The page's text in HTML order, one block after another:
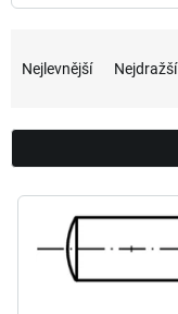
n
í
r
Nejlevnější Nejdražší
V